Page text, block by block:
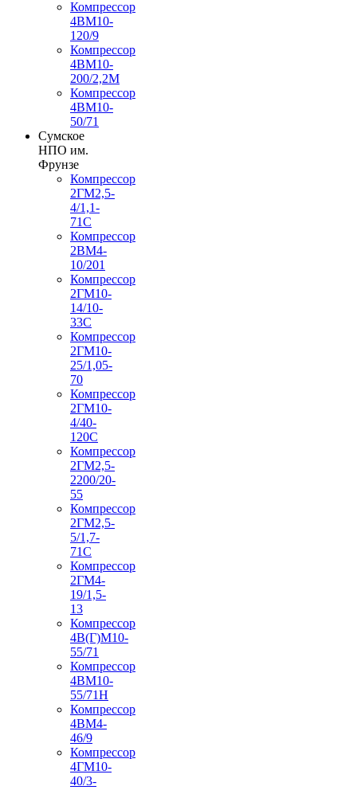
Компрессор
4ВМ10-
120/9
Компрессор
4ВМ10-
200/2,2М
Компрессор
4ВМ10-
50/71
Сумское
НПО им.
Фрунзе
Компрессор
2ГМ2,5-
4/1,1-
71С
Компрессор
2ВМ4-
10/201
Компрессор
2ГМ10-
14/10-
33С
Компрессор
2ГМ10-
25/1,05-
70
Компрессор
2ГМ10-
4/40-
120С
Компрессор
2ГМ2,5-
2200/20-
55
Компрессор
2ГМ2,5-
5/1,7-
71С
Компрессор
2ГМ4-
19/1,5-
13
Компрессор
4В(Г)М10-
55/71
Компрессор
4ВМ10-
55/71Н
Компрессор
4ВМ4-
46/9
Компрессор
4ГМ10-
40/3-